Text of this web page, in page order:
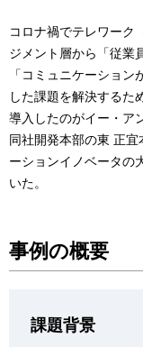
コロナ禍でテレワーク
ジメント層から「従業
「コミュニケーショ
した課題を解決するた
導入したのがイー・ア
同社開発本部の東 正
ーションイノベータの
いた。
事例の概要
課題背景